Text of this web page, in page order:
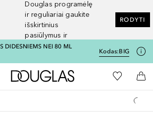
Douglas programėlę
ir reguliariai gaukite
išskirtinius
pasiūlymus ir
nuolaidas
RODYTI
DIDESNIEMS NEI 80 ML
Kodas:BIG
Į Douglas pagrindinį
Į mano
Į